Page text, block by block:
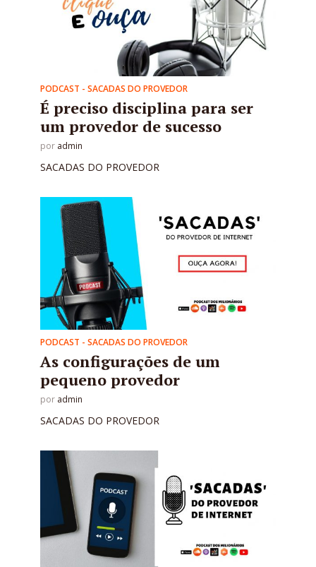
PODCAST - SACADAS DO PROVEDOR
É preciso disciplina para ser
um provedor de sucesso
por admin
SACADAS DO PROVEDOR
PODCAST - SACADAS DO PROVEDOR
As configurações de um
pequeno provedor
por admin
SACADAS DO PROVEDOR